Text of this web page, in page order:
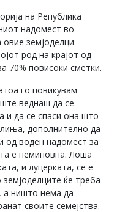
на Република
надомест во
овие земјоделци
род на крајот од
70% повисоки сметки.
го повикувам
веднаш да се
и да се спаси она што
дополнително да
од воден надомест за
е неминовна. Лоша
и луцерката, се е
ќе треба
а ништо нема да
своите семејства.